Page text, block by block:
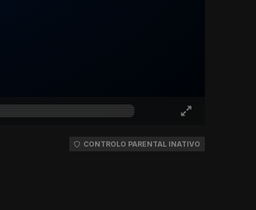
CONTROLO PARENTAL INATIVO